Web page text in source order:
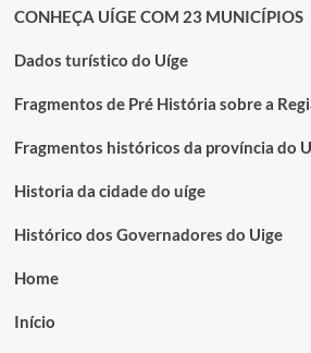
CONHEÇA UÍGE COM 23 MUNICÍPIOS
Dados turístico do Uíge
Fragmentos de Pré História sobre a
Fragmentos históricos da província do
Historia da cidade do uíge
Histórico dos Governadores do Uige
Home
Início